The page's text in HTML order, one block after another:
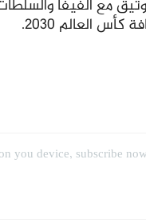
مع الفيفا
العالم 2030.
you device, subscribe now.